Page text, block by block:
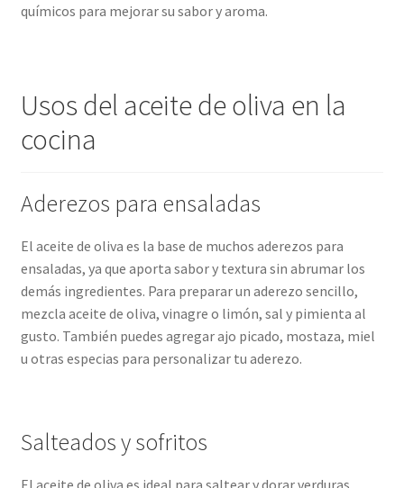
Aceite de Oliva Barato
Aceite de Oliva Virgen Extra Monovarietal
químicos para mejorar su sabor y aroma.
Usos del aceite de oliva en la
cocina
Aderezos para ensaladas
El aceite de oliva es la base de muchos aderezos para
ensaladas, ya que aporta sabor y textura sin abrumar los
demás ingredientes. Para preparar un aderezo sencillo,
mezcla aceite de oliva, vinagre o limón, sal y pimienta al
gusto. También puedes agregar ajo picado, mostaza, miel
u otras especias para personalizar tu aderezo.
Salteados y sofritos
El aceite de oliva es ideal para saltear y dorar verduras,